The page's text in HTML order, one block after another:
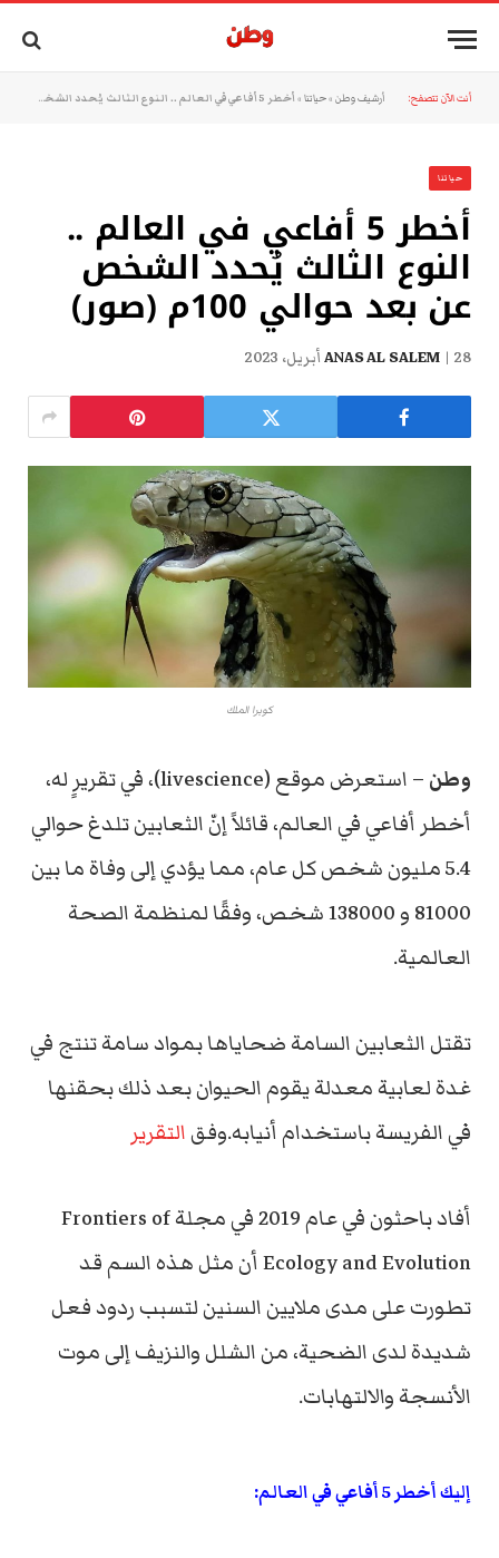
أنت الآن تتصفح: أرشيف وطن »حياتنا » أخطر 5 أفاعي في العالم .. النوع الثالث يُحدد الشخص عن بعد حوالي 100م (صور)
حياتنا
أخطر 5 أفاعي في العالم ..
النوع الثالث يُحدد الشخص
عن بعد حوالي 100م (صور)
ANAS AL SALEM 28 أبريل، 2023
كوبرا الملك
وطن
– استعرض موقع (livescience)، في تقريرٍ له،
أخطر أفاعي في العالم، قائلاً إنّ الثعابين تلدغ حوالي
5.4 مليون شخص كل عام، مما يؤدي إلى وفاة ما بين
81000 و 138000 شخص، وفقًا لمنظمة الصحة
العالمية.
تقتل الثعابين السامة ضحاياها بمواد سامة تنتج في
غدة لعابية معدلة يقوم الحيوان بعد ذلك بحقنها
في الفريسة باستخدام أنيابه.وفقالتقرير
أفاد باحثون في عام 2019 في مجلة Frontiers of
Ecology and Evolution أن مثل هذه السم قد
تطورت على مدى ملايين السنين لتسبب ردود فعل
شديدة لدى الضحية، من الشلل والنزيف إلى موت
الأنسجة والالتهابات.
إليك أخطر 5 أفاعي في العالم: